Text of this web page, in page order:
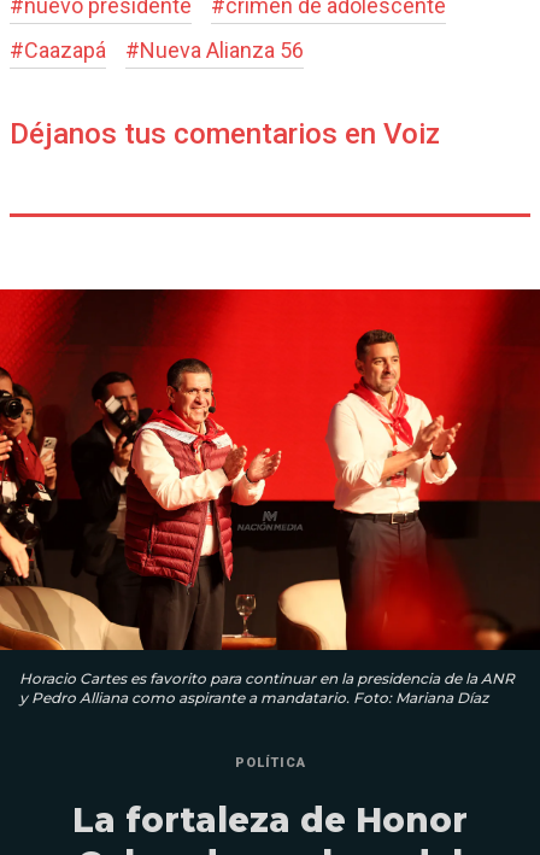
#nuevo presidente #crimen de adolescente
#Caazapá #Nueva Alianza 56
Déjanos tus comentarios en Voiz
Horacio Cartes es favorito para continuar en la presidencia de la ANR
y Pedro Alliana como aspirante a mandatario. Foto: Mariana Díaz
POLÍTICA
La fortaleza de Honor